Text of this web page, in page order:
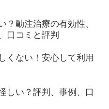
？動注治療の有効性、
口コミと評判
くない！安心して利用
しい？評判、事例、口